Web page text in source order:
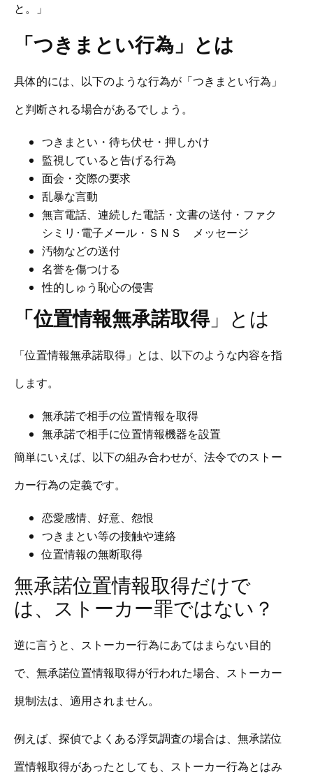
と。」
「つきまとい行為」とは
具体的には、以下のような行為が「つきまとい行為」
と判断される場合があるでしょう。
つきまとい・待ち伏せ・押しかけ
監視していると告げる行為
面会・交際の要求
乱暴な言動
無言電話、連続した電話・文書の送付・ファク
シミリ･電子メール・ＳＮＳ メッセージ
汚物などの送付
名誉を傷つける
性的しゅう恥心の侵害
「位置情報無承諾取得」とは
「位置情報無承諾取得」とは、以下のような内容を指
します。
無承諾で相手の位置情報を取得
無承諾で相手に位置情報機器を設置
簡単にいえば、以下の組み合わせが、法令でのストー
カー行為の定義です。
恋愛感情、好意、怨恨
つきまとい等の接触や連絡
位置情報の無断取得
無承諾位置情報取得だけで
は、ストーカー罪ではない？
逆に言うと、ストーカー行為にあてはまらない目的
で、無承諾位置情報取得が行われた場合、ストーカー
規制法は、適用されません。
例えば、探偵でよくある浮気調査の場合は、無承諾位
置情報取得があったとしても、ストーカー行為とはみ